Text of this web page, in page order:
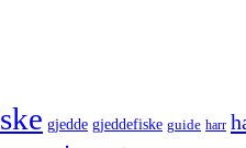
gjedde gjeddefiske guide harr